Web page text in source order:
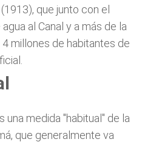
que junto con el
al Canal y a más de la
millones de habitantes de
medida "habitual" de la
que generalmente va